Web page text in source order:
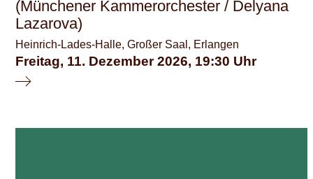
(Münchener Kammerorchester / Delyana
Lazarova)
Heinrich-Lades-Halle, Großer Saal, Erlangen
Freitag, 11. Dezember 2026 19:30